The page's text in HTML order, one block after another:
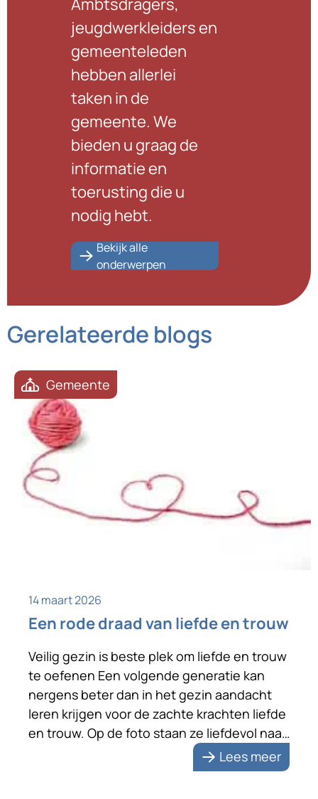
Ambtsdragers,
jeugdwerkleiders en
gemeenteleden
hebben allerlei
taken in de
gemeente. We
bieden u graag de
informatie en
toerusting die u
nodig hebt.
Bekijk alle
onderwerpen
Gerelateerde blogs
Gemeente
14 maart 2026
Een rode draad van liefde en trouw
Veilig gezin is beste plek om liefde en trouw
te oefenen Een volgende generatie kan
nergens beter dan in het gezin aandacht
leren krijgen voor de zachte krachten liefde
en trouw. Op de foto staan ze liefdevol naar
elkaar toegewend. Na zeventig jaar huwelijk
zijn de echtelieden zichtbaar nog steeds
Lees meer